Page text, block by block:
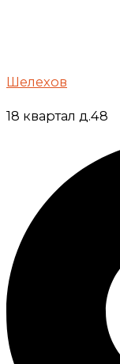
Шелехов
18 квартал д.48